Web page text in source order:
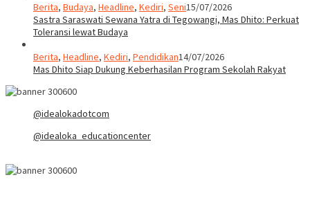
Berita, Budaya, Headline, Kediri, Seni15/07/2026
Sastra Saraswati Sewana Yatra di Tegowangi, Mas Dhito: Perkuat
Toleransi lewat Budaya
Berita, Headline, Kediri, Pendidikan14/07/2026
Mas Dhito Siap Dukung Keberhasilan Program Sekolah Rakyat
@idealokadotcom
@idealoka_educationcenter